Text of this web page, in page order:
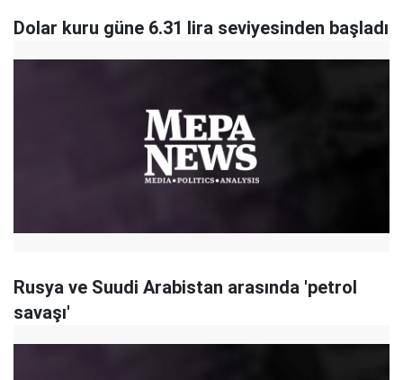
Dolar kuru güne 6.31 lira seviyesinden başladı
Rusya ve Suudi Arabistan arasında 'petrol
savaşı'